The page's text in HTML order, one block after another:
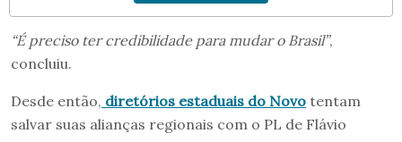
“É preciso ter credibilidade para mudar o Brasil”,
concluiu.
Desde então, diretórios estaduais do Novo tentam
salvar suas alianças regionais com o PL de Flávio